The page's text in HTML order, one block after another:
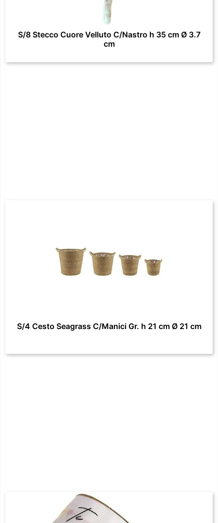
S/8 Stecco Cuore Velluto C/Nastro h 35 cm Ø 3.7
cm
S/4 Cesto Seagrass C/Manici Gr. h 21 cm Ø 21 cm